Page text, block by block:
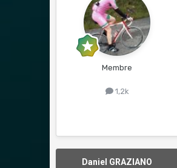
Membre
1,2k
Daniel GRAZIANO